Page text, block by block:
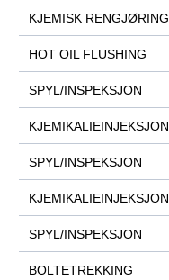
KJEMISK RENGJØRING
HOT OIL FLUSHING
SPYL/INSPEKSJON
KJEMIKALIEINJEKSJON
SPYL/INSPEKSJON
KJEMIKALIEINJEKSJON
SPYL/INSPEKSJON
BOLTETREKKING